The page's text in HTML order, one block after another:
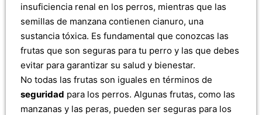
insuficiencia renal en los perros, mientras que las
semillas de manzana contienen cianuro, una
sustancia tóxica. Es fundamental que conozcas las
frutas que son seguras para tu perro y las que debes
evitar para garantizar su salud y bienestar.
No todas las frutas son iguales en términos de
seguridad para los perros. Algunas frutas, como las
manzanas y las peras, pueden ser seguras para los